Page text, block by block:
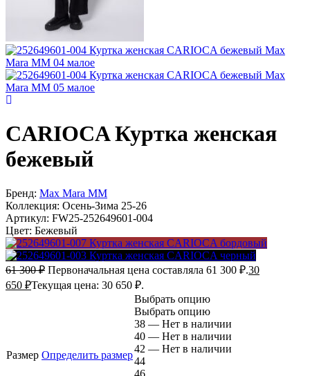
CARIOCAКуртка женская
бежевый
Бренд: Max Mara MM
Коллекция: Осень-Зима 25-26
Артикул: FW25-252649601-004
Цвет: Бежевый
61 300₽ Первоначальная цена составляла 61 300 ₽.30
650 ₽Текущая цена: 30 650 ₽.
Размер Определить размер
Выбрать опцию
Выбрать опцию
38 — Нет в наличии
40 — Нет в наличии
42 — Нет в наличии
44
46